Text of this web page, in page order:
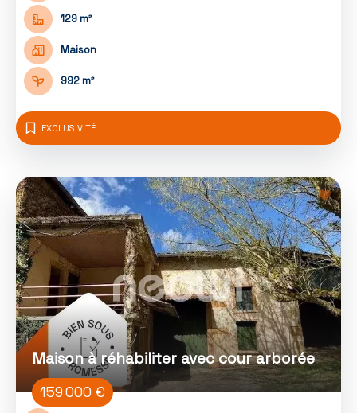
129 m²
Maison
992 m²
EXCLUSIVITÉ
Maison à réhabiliter avec cour arborée
159 000 €